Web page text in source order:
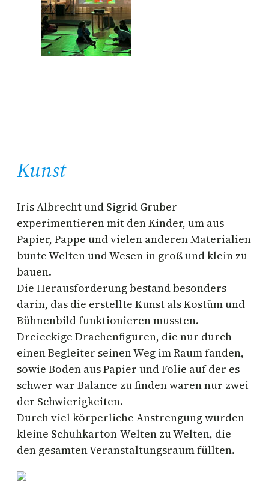
Kunst
Iris Albrecht und Sigrid Gruber
experimentieren mit den Kinder, um aus
Papier, Pappe und vielen anderen Materialien
bunte Welten und Wesen in groß und klein zu
bauen.
Die Herausforderung bestand besonders
darin, das die erstellte Kunst als Kostüm und
Bühnenbild funktionieren mussten.
Dreieckige Drachenfiguren, die nur durch
einen Begleiter seinen Weg im Raum fanden,
sowie Boden aus Papier und Folie auf der es
schwer war Balance zu finden waren nur zwei
der Schwierigkeiten.
Durch viel körperliche Anstrengung wurden
kleine Schuhkarton-Welten zu Welten, die
den gesamten Veranstaltungsraum füllten.